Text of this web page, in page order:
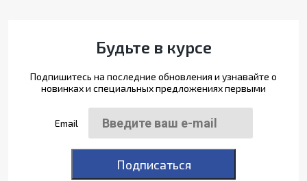
Будьте в курсе
Подпишитесь на последние обновления и узнавайте о
новинках и специальных предложениях первыми
Email
Подписаться